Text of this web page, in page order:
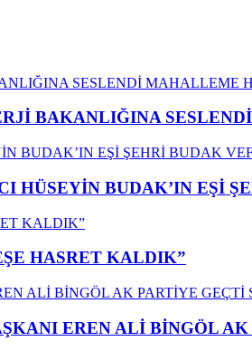
BAKANLIĞINA
HÜSEYİN BUDAK’IN EŞİ
HASRET KALDIK”
EREN ALİ BİNGÖL